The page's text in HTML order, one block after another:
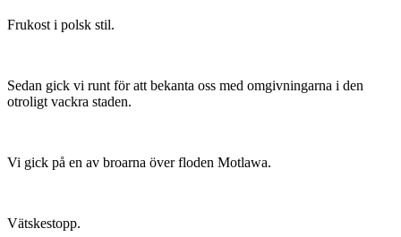
Frukost i polsk stil.
Sedan gick vi runt för att bekanta oss med omgivningarna i den
otroligt vackra staden.
Vi gick på en av broarna över floden Motlawa.
Vätskestopp.